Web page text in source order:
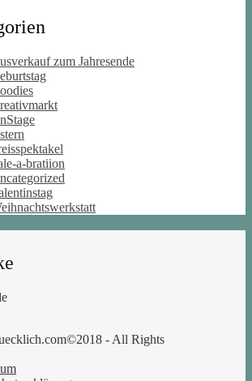
zum Jahresende
a-bratiion
- All Rights